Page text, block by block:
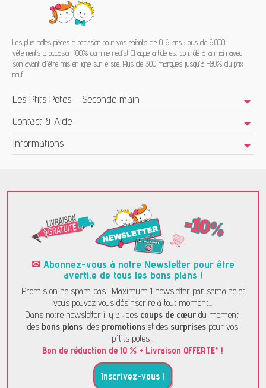
Les plus belles pièces d'occasion pour vos enfants de 0-6 ans : plus de 6.000
vêtements d'occasion 100% comme neufs! Chaque article est contrôlé à la main avec
soin avant d'être mis en ligne sur le site. Plus de 300 marques jusqu'à -80% du prix
neuf.
Les Ptits Potes - Seconde main
Contact & Aide
Informations
✉ Abonnez-vous à notre Newsletter pour être
averti.e de tous les bons plans !
Promis on ne spam pas... Maximum 1 newsletter par semaine et
vous pouvez vous désinscrire à tout moment...
Dans notre newsletter il y a : des coups de cœurdu moment,
des bons plans, des promotions et dessurprises pour vos
p'tits potes !
Bon de réduction de 10 % + Livraison OFFERTE* !
Inscrivez-vous !